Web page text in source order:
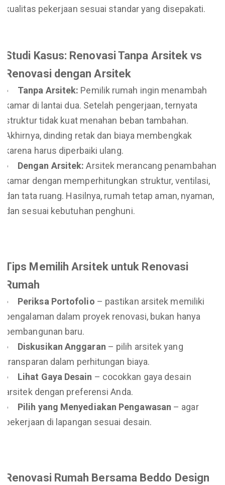
kualitas pekerjaan sesuai standar yang disepakati.
Studi Kasus: Renovasi Tanpa Arsitek vs
Renovasi dengan Arsitek
Tanpa Arsitek: Pemilik rumah ingin menambah
kamar di lantai dua. Setelah pengerjaan, ternyata
struktur tidak kuat menahan beban tambahan.
Akhirnya, dinding retak dan biaya membengkak
karena harus diperbaiki ulang.
Dengan Arsitek: Arsitek merancang penambahan
kamar dengan memperhitungkan struktur, ventilasi,
dan tata ruang. Hasilnya, rumah tetap aman, nyaman,
dan sesuai kebutuhan penghuni.
Tips Memilih Arsitek untuk Renovasi
Rumah
Periksa Portofolio – pastikan arsitek memiliki
pengalaman dalam proyek renovasi, bukan hanya
pembangunan baru.
Diskusikan Anggaran – pilih arsitek yang
transparan dalam perhitungan biaya.
Lihat Gaya Desain – cocokkan gaya desain
arsitek dengan preferensi Anda.
Pilih yang Menyediakan Pengawasan – agar
pekerjaan di lapangan sesuai desain.
Renovasi Rumah Bersama Beddo Design